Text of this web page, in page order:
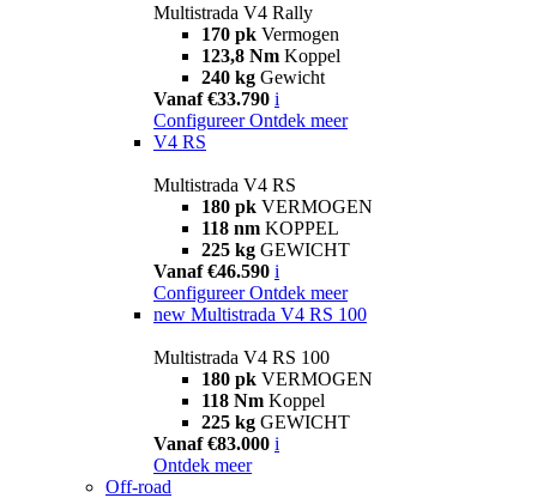
Multistrada V4 Rally
170 pk Vermogen
123,8 Nm Koppel
240 kg Gewicht
Vanaf €33.790 i
Configureer Ontdek meer
V4 RS
Multistrada V4 RS
180 pk VERMOGEN
118 nm KOPPEL
225 kg GEWICHT
Vanaf €46.590 i
Configureer Ontdek meer
new Multistrada V4 RS 100
Multistrada V4 RS 100
180 pk VERMOGEN
118 Nm Koppel
225 kg GEWICHT
Vanaf €83.000 i
Ontdek meer
Off-road